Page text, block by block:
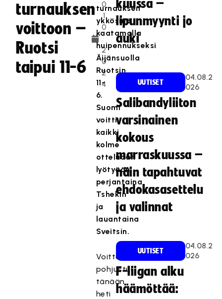
turnauksen
voittoon –
Ruotsi
taipui 11-6
0
.1
0
.
2
0
2
4
turnauksen
ykkösinä
kaatamalla
huipennukseksi
Äijänsuolla
Ruotsin
11-
6.
Suomi
voitti
kaikki
kolme
otteluaan
lyötyään
perjantaina
Tshekin
ja
lauantaina
Sveitsin.
Voitto
pohjustui
tänään
heti
kuussa –
lipunmyynti jo
auki
UUTISET
04.08.2
026
Salibandyliiton
varsinainen
kokous
marraskuussa –
näin tapahtuvat
ehdokasasettelu
ja valinnat
UUTISET
04.08.2
026
F-liigan alku
häämöttää: